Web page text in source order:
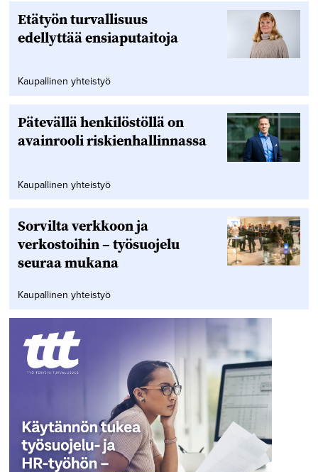
Etätyön turvallisuus
edellyttää ensiaputaitoja
Kaupallinen yhteistyö
Pätevällä henkilöstöllä on
avainrooli riskienhallinnassa
Kaupallinen yhteistyö
Sorvilta verkkoon ja
verkostoihin – työsuojelu
seuraa mukana
Kaupallinen yhteistyö